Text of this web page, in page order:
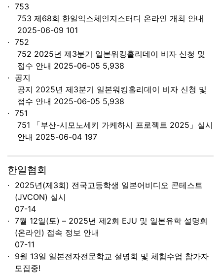
753
753 제68회 한일익스체인지스터디 온라인 개최 안내
2025-06-09 101
752
752 2025년 제3분기 일본워킹홀리데이 비자 신청 및
접수 안내 2025-06-05 5,938
공지
공지 2025년 제3분기 일본워킹홀리데이 비자 신청 및
접수 안내 2025-06-05 5,938
751
751 「부산-시모노세키 가케하시 프로젝트 2025」실시
안내 2025-06-04 197
한일협회
2025년(제3회) 전국고등학생 일본어비디오 콘테스트
(JVCON) 실시
07-14
7월 12일(토) – 2025년 제2회 EJU 및 일본유학 설명회
(온라인) 접속 정보 안내
07-11
9월 13일 일본전자전문학교 설명회 및 체험수업 참가자
모집중!